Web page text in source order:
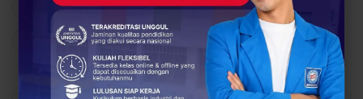
0
165
Share Facebook Twitter Google+